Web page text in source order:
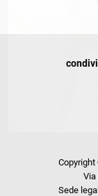
Copyright
Via
Sede